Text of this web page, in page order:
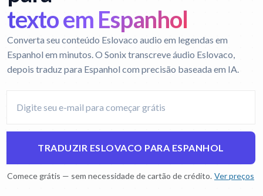
texto em Espanhol
Converta seu conteúdo Eslovaco audio em legendas em
Espanhol em minutos. O Sonix transcreve áudio Eslovaco,
depois traduz para Espanhol com precisão baseada em IA.
TRADUZIR ESLOVACO PARA ESPANHOL
Comece grátis — sem necessidade de cartão de crédito. Ver preços